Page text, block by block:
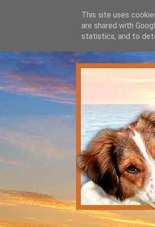
This site uses
are shared with
statistics, and to